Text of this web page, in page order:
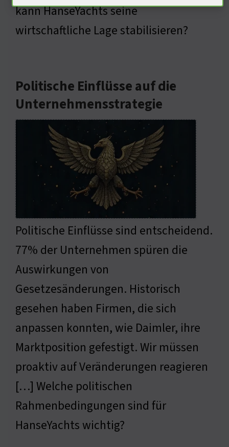
kann HanseYachts seine
wirtschaftliche Lage stabilisieren?
Politische Einflüsse auf die
Unternehmensstrategie
Politische Einflüsse sind entscheidend.
77% der Unternehmen spüren die
Auswirkungen von
Gesetzesänderungen. Historisch
gesehen haben Firmen, die sich
anpassen konnten, wie Daimler, ihre
Marktposition gefestigt. Wir müssen
proaktiv auf Veränderungen reagieren
[…] Welche politischen
Rahmenbedingungen sind für
HanseYachts wichtig?